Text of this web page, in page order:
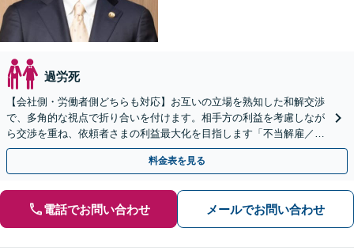
過労死
【会社側・労働者側どちらも対応】お互いの立場を熟知した和解交渉
で、多角的な視点で折り合いを付けます。相手方の利益を考慮しなが
ら交渉を重ね、依頼者さまの利益最大化を目指します「不当解雇／労
災の損害賠償請求／未払い残業代／セクハラ・パワハラ」
料金表を見る
電話でお問い合わせ メールでお問い合わせ